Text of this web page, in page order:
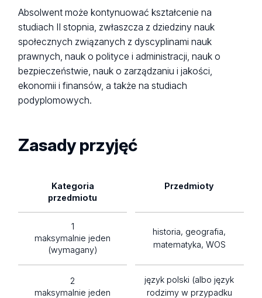
Absolwent może kontynuować kształcenie na
studiach II stopnia, zwłaszcza z dziedziny nauk
społecznych związanych z dyscyplinami nauk
prawnych, nauk o polityce i administracji, nauk o
bezpieczeństwie, nauk o zarządzaniu i jakości,
ekonomii i finansów, a także na studiach
podyplomowych.
Zasady przyjęć
Kategoria
przedmiotu
Przedmioty
1
maksymalnie jeden
(wymagany)
historia, geografia,
matematyka, WOS
2
maksymalnie jeden
język polski (albo język
rodzimy w przypadku